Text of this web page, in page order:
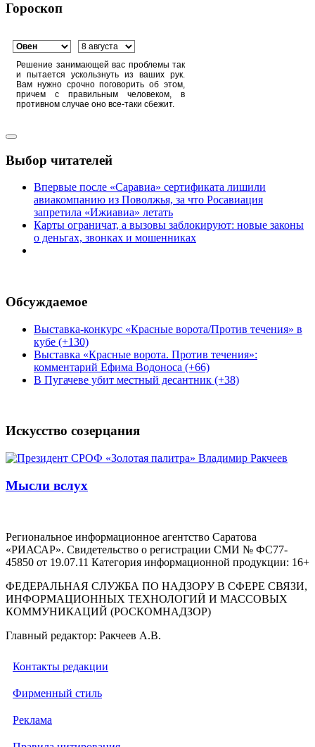
Гороскоп
Решение занимающей вас проблемы так
и пытается ускользнуть из ваших рук.
Вам нужно срочно поговорить об этом,
причем с правильным человеком, в
противном случае оно все-таки сбежит.
Выбор читателей
Впервые после «Саравиа» сертификата лишили
авиакомпанию из Поволжья, за что Росавиация
запретила «Ижиавиа» летать
Карты ограничат, а вызовы заблокируют: новые законы
о деньгах, звонках и мошенниках
Обсуждаемое
Выставка-конкурс «Красные ворота/Против течения» в
кубе (+130)
Выставка «Красные ворота. Против течения»:
комментарий Ефима Водоноса (+66)
В Пугачеве убит местный десантник (+38)
Искусство созерцания
Мысли вслух
Региональное информационное агентство Саратова
«РИАСАР». Свидетельство о регистрации СМИ № ФС77-
45850 от 19.07.11 Категория информационной продукции: 16+
ФЕДЕРАЛЬНАЯ СЛУЖБА ПО НАДЗОРУ В СФЕРЕ СВЯЗИ,
ИНФОРМАЦИОННЫХ ТЕХНОЛОГИЙ И МАССОВЫХ
КОММУНИКАЦИЙ (РОСКОМНАДЗОР)
Главный редактор: Ракчеев А.В.
Контакты редакции
Фирменный стиль
Реклама